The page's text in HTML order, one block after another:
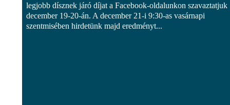
legjobb dísznek járó díjat a Facebook-oldalunkon szavaztatjuk
december 19-20-án. A december 21-i 9:30-as vasárnapi
szentmisében hirdetünk majd eredményt...